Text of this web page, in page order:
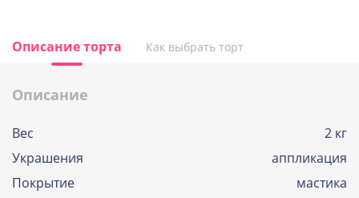
Описание торта Как выбрать торт
Описание
Вес
2 кг
Украшения
аппликация
Покрытие
мастика